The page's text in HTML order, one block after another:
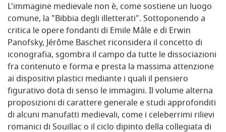
L'immagine medievale non è, come sostiene un luogo
comune, la "Bibbia degli illetterati". Sottoponendo a
critica le opere fondanti di Emile Mâle e di Erwin
Panofsky, Jérôme Baschet riconsidera il concetto di
iconografia, sgombra il campo da tutte le dissociazioni
fra contenuto e forma e presta la massima attenzione
ai dispositivi plastici mediante i quali il pensiero
figurativo dota di senso le immagini. Il volume alterna
proposizioni di carattere generale e studi approfonditi
di alcuni manufatti medievali, come i celeberrimi rilievi
romanici di Souillac o il ciclo dipinto della collegiata di